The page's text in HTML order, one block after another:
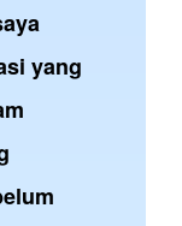
yang